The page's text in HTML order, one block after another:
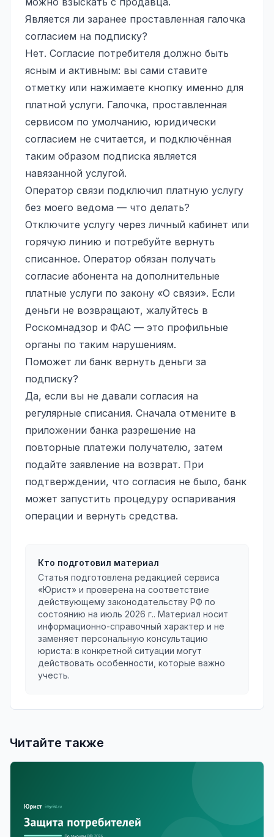
Является ли заранее проставленная галочка
согласием на подписку?
Нет. Согласие потребителя должно быть
ясным и активным: вы сами ставите
отметку или нажимаете кнопку именно для
платной услуги. Галочка, проставленная
сервисом по умолчанию, юридически
согласием не считается, и подключённая
таким образом подписка является
навязанной услугой.
Оператор связи подключил платную услугу
без моего ведома — что делать?
Отключите услугу через личный кабинет или
горячую линию и потребуйте вернуть
списанное. Оператор обязан получать
согласие абонента на дополнительные
платные услуги по закону «О связи». Если
деньги не возвращают, жалуйтесь в
Роскомнадзор и ФАС — это профильные
органы по таким нарушениям.
Поможет ли банк вернуть деньги за
подписку?
Да, если вы не давали согласия на
регулярные списания. Сначала отмените в
приложении банка разрешение на
повторные платежи получателю, затем
подайте заявление на возврат. При
подтверждении, что согласия не было, банк
может запустить процедуру оспаривания
операции и вернуть средства.
Кто подготовил материал
Статья подготовлена редакцией сервиса
«Юрист» и проверена на соответствие
действующему законодательству РФ по
состоянию на июль 2026 г.. Материал носит
информационно-справочный характер и не
заменяет персональную консультацию
юриста: в конкретной ситуации могут
действовать особенности, которые важно
учесть.
Читайте также